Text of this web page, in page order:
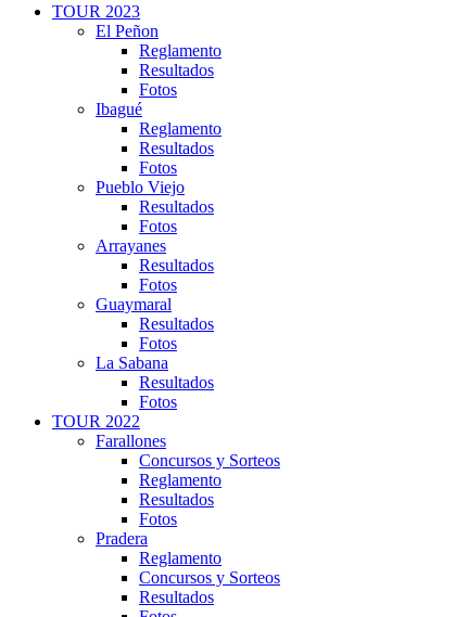
TOUR 2023
El Peñon
Reglamento
Resultados
Fotos
Ibagué
Reglamento
Resultados
Fotos
Pueblo Viejo
Resultados
Fotos
Arrayanes
Resultados
Fotos
Guaymaral
Resultados
Fotos
La Sabana
Resultados
Fotos
TOUR 2022
Farallones
Concursos y Sorteos
Reglamento
Resultados
Fotos
Pradera
Reglamento
Concursos y Sorteos
Resultados